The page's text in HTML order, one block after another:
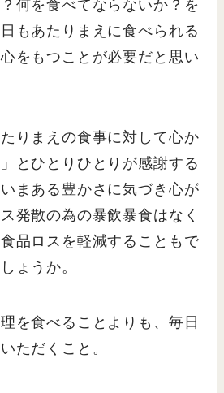
何を食べてならないか？を
もあたりまえに食べられる
をもつことが必要だと思い
りまえの食事に対して心か
とひとりひとりが感謝する
まある豊かさに気づき心が
発散の為の暴飲暴食はなく
品ロスを軽減することもで
ょうか。
を食べることよりも、毎日
ただくこと。